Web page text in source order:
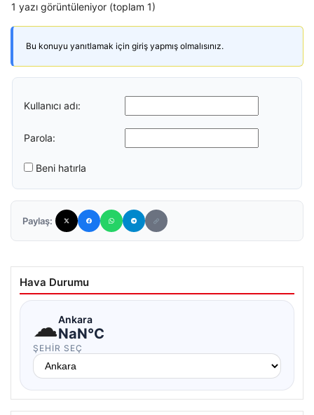
1 yazı görüntüleniyor (toplam 1)
Bu konuyu yanıtlamak için giriş yapmış olmalısınız.
Kullanıcı adı:
Parola:
Beni hatırla
Paylaş:
Hava Durumu
☁Ankara
NaN°C
ŞEHIR SEÇ